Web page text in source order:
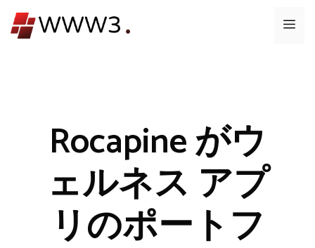
ン
メ
Rocapine がウ
ェルネス アプ
リのポートフ